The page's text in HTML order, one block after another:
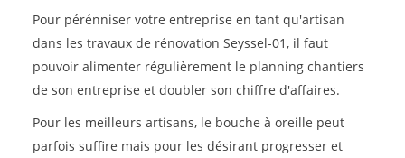
Pour pérénniser votre entreprise en tant qu'artisan
dans les travaux de rénovation Seyssel-01, il faut
pouvoir alimenter régulièrement le planning chantiers
de son entreprise et doubler son chiffre d'affaires.
Pour les meilleurs artisans, le bouche à oreille peut
parfois suffire mais pour les désirant progresser et